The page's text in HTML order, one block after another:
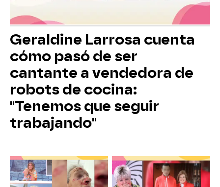
Geraldine Larrosa cuenta
cómo pasó de ser
cantante a vendedora de
robots de cocina:
"Tenemos que seguir
trabajando"